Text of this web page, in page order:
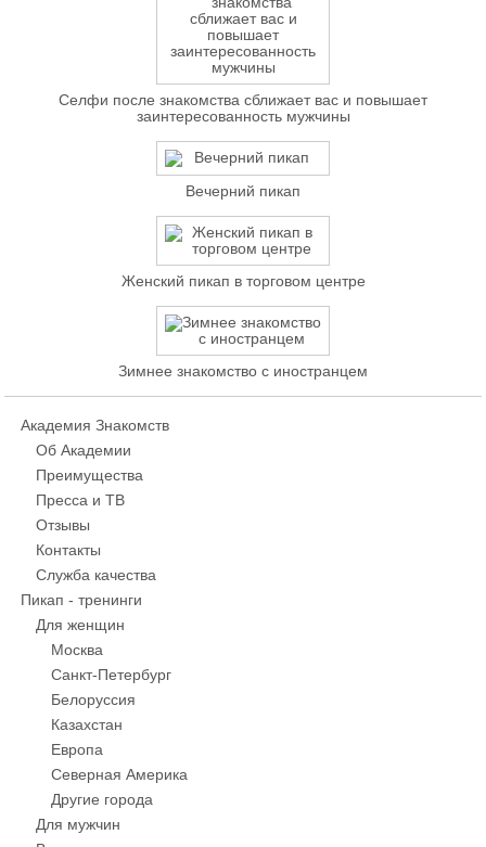
Селфи после знакомства сближает вас и повышает
заинтересованность мужчины
Вечерний пикап
Женский пикап в торговом центре
Зимнее знакомство с иностранцем
Академия Знакомств
Об Академии
Преимущества
Пресса и ТВ
Отзывы
Контакты
Служба качества
Пикап - тренинги
Для женщин
Москва
Санкт-Петербург
Белоруссия
Казахстан
Европа
Северная Америка
Другие города
Для мужчин